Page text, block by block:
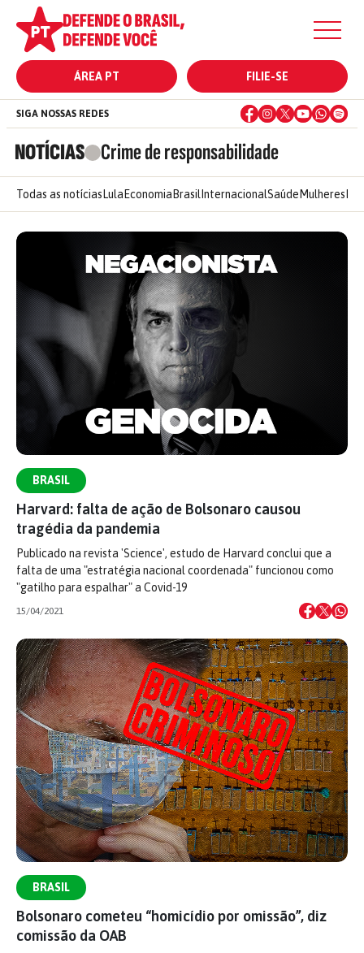
ÁREA PT FILIE-SE
NOTÍCIAS Crime de responsabilidade
SIGA NOSSAS REDES
Todas as notícias Lula Economia Brasil InternacionalSaúde Mulheres
BRASIL
Harvard: falta de ação de Bolsonaro causou
tragédia da pandemia
Publicado na revista 'Science', estudo de Harvard conclui que a
falta de uma "estratégia nacional coordenada" funcionou como
"gatilho para espalhar" a Covid-19
15/04/2021
BRASIL
Bolsonaro cometeu “homicídio por omissão”, diz
comissão da OAB